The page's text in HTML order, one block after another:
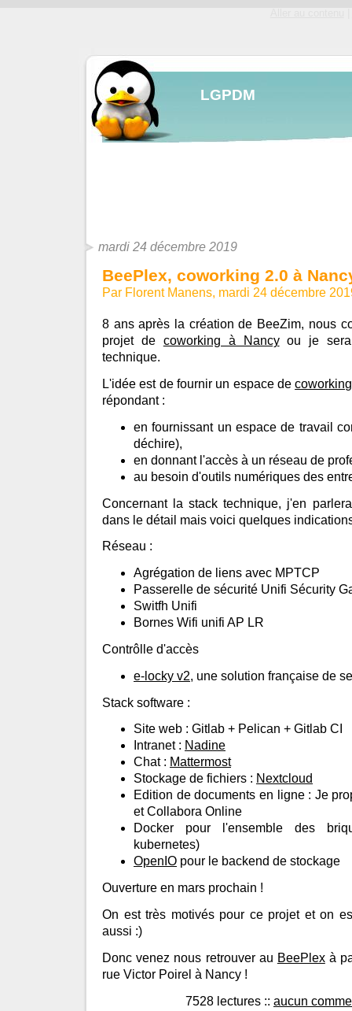
LGPDM
mardi 24 décembre 2019
BeePlex, coworking 2.0 à
Par Florent Manens, mardi 24 décembre
8 ans après la création de BeeZim, nous
projet de coworking à Nancyou je serai
technique.
L'idée est de fournir un espace de
répondant :
en fournissant un espace de travail
déchire),
en donnant l'accès à un réseau de
au besoin d'outils numériques des
Concernant la stack technique, j'en
dans le détail mais voici quelques
Réseau :
Agrégation de liens avec MPTCP
Passerelle de sécurité Unifi Sécurity
Switfh Unifi
Bornes Wifi unifi AP LR
Contrôlle d'accès
e-locky v2, une solution française de
Stack software :
Site web : Gitlab + Pelican + Gitlab CI
Intranet : Nadine
Chat : Mattermost
Stockage de fichiers : Nextcloud
Edition de documents en ligne : Je
et Collabora Online
Docker pour l'ensemble des
kubernetes)
OpenIO pour le backend de stockage
Ouverture en mars prochain !
On est très motivés pour ce projet et on
aussi :)
Donc venez nous retrouver au BeePlexà
rue Victor Poirel à Nancy !
7528 lectures :: aucun